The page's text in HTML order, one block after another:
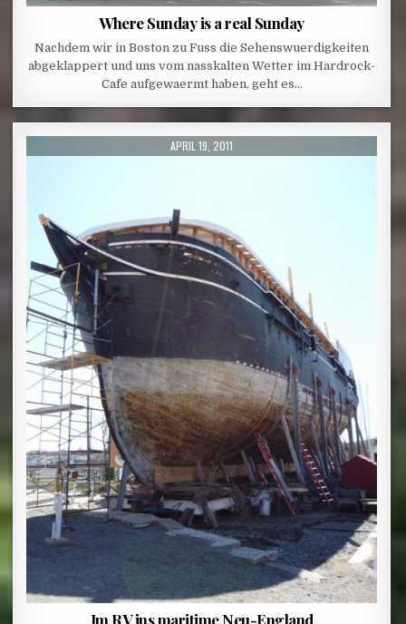
Where Sunday is a real Sunday
Nachdem wir in Boston zu Fuss die Sehenswuerdigkeiten
abgeklappert und uns vom nasskalten Wetter im Hardrock-
Cafe aufgewaermt haben, geht es…
PUBLISHED DATE:
APRIL 19, 2011
Im RV ins maritime Neu-England